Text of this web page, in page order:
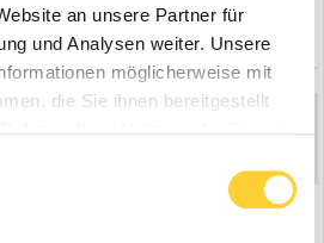
an unsere Partner für
und Analysen weiter. Unsere
möglicherweise mit
die Sie ihnen bereitgestellt